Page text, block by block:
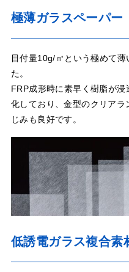
極薄ガラスペーパー
目付量10g/㎡という極めて
た。
FRP成形時に素早く樹脂が
化しており、金型のクリア
じみも良好です。
低誘電ガラス複合素